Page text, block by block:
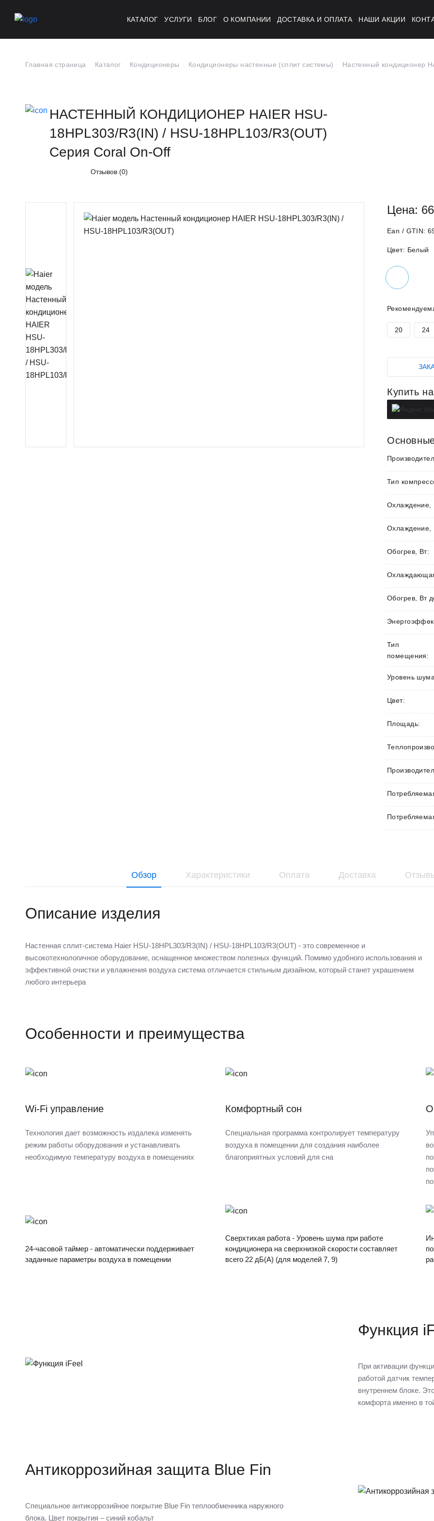
КАТАЛОГ УСЛУГИ БЛОГ О КОМПАНИИ ДОСТАВКА И ОПЛАТА НАШИ АКЦИИ
Главная страница Каталог Кондиционеры Кондиционеры настенные (сплит системы) Настенный кондиционер
НАСТЕННЫЙ КОНДИЦИОНЕР HAIER HSU-
18HPL303/R3(IN) / HSU-18HPL103/R3(OUT)
Серия Coral On-Off
Отзывов (0)
Цена:
Ean / GTIN:
Цвет: Белый
20 24
Купить
Тип
Охлаждение,
Охлаждение,
Обогрев, Вт:
Обогрев, Вт
Тип
помещения:
Уровень
Цвет:
Площадь:
Обзор Характеристики Оплата Доставка
Описание изделия
Настенная сплит-система Haier HSU-18HPL303/R3(IN) / HSU-18HPL103/R3(OUT) - это современное и
высокотехнологичное оборудование, оснащенное множеством полезных функций. Помимо удобного использования и
эффективной очистки и увлажнения воздуха система отличается стильным дизайном, который станет украшением
любого интерьера
Особенности и преимущества
Wi-Fi управление
Технология дает возможность издалека изменять
режим работы оборудования и устанавливать
необходимую температуру воздуха в помещениях
24-часовой таймер - автоматически поддерживает
заданные параметры воздуха в помещении
Комфортный сон
Специальная программа контролирует температуру
воздуха в помещении для создания наиболее
благоприятных условий для сна
Сверхтихая работа - Уровень шума при работе
кондиционера на сверхнизкой скорости составляет
всего 22 дБ(А) (для моделей 7, 9)
Функция
При активации
работой датчик
внутреннем блоке.
комфорта именно в
Антикоррозийная защита Blue Fin
Специальное антикоррозийное покрытие Blue Fin теплообменника наружного
блока. Цвет покрытия – синий кобальт